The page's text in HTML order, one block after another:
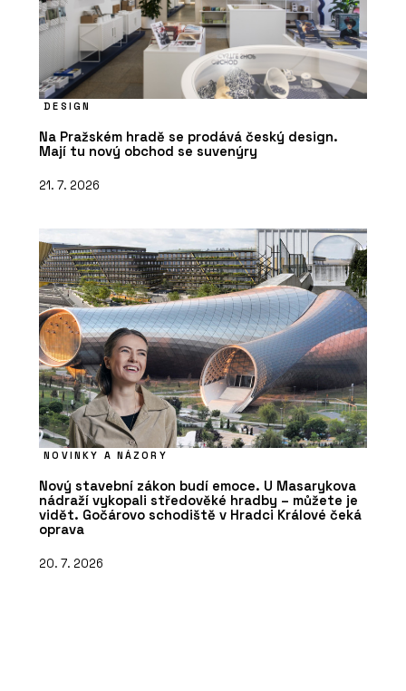
DESIGN
Na Pražském hradě se prodává český design.
Mají tu nový obchod se suvenýry
21. 7. 2026
NOVINKY A NÁZORY
Nový stavební zákon budí emoce. U Masarykova
nádraží vykopali středověké hradby – můžete je
vidět. Gočárovo schodiště v Hradci Králové čeká
oprava
20. 7. 2026